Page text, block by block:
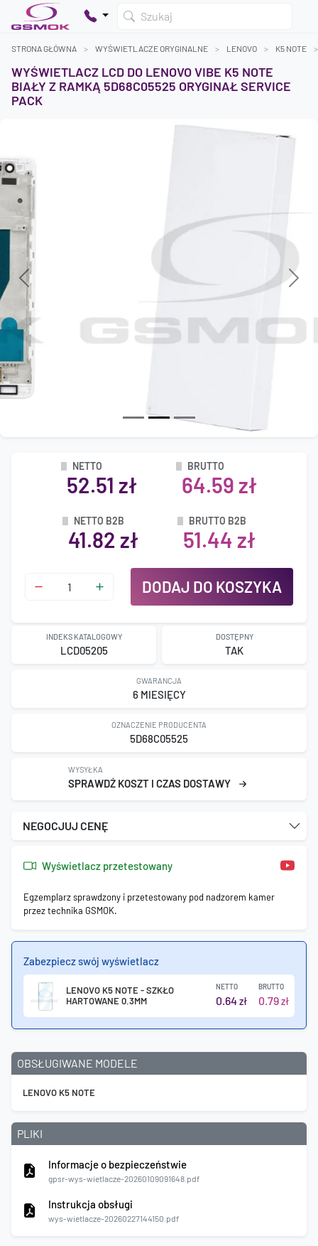
Szukaj
STRONA GŁÓWNA WYŚWIETLACZE ORYGINALNE LENOVO K5 NOTE
WYŚWIETLACZ LCD DO LENOVO VIBE K5 NOTE
BIAŁY Z RAMKĄ 5D68C05525 ORYGINAŁ SERVICE
PACK
Previous Next
NETTO
52.51 zł
BRUTTO
64.59 zł
NETTO B2B
41.82 zł
BRUTTO B2B
51.44 zł
DODAJ DO KOSZYKA
INDEKS KATALOGOWY
LCD05205
DOSTĘPNY
TAK
GWARANCJA
6 MIESIĘCY
OZNACZENIE PRODUCENTA
5D68C05525
WYSYŁKA
SPRAWDŹ KOSZT I CZAS DOSTAWY
NEGOCJUJ CENĘ
Wyświetlacz przetestowany
Egzemplarz sprawdzony i przetestowany pod nadzorem kamer
przez technika GSMOK.
Zabezpiecz swój wyświetlacz
LENOVO K5 NOTE - SZKŁO
HARTOWANE 0.3MM
NETTO
0.64zł
BRUTTO
0.79zł
OBSŁUGIWANE MODELE
LENOVO K5 NOTE
PLIKI
Informacje o bezpieczeństwie
gpsr-wys-wietlacze-20260109091648.pdf
Instrukcja obsługi
wys-wietlacze-20260227144150.pdf